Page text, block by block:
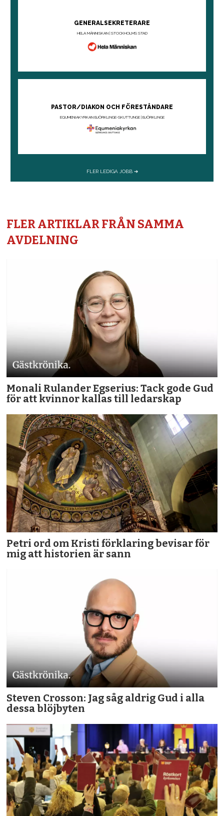
FLER ARTIKLAR FRÅN SAMMA
AVDELNING
Monali Rulander Egserius: Tack gode Gud
för att kvinnor kallas till ledarskap
Petri ord om Kristi förklaring bevisar för
mig att historien är sann
Steven Crosson: Jag såg aldrig Gud i alla
dessa blöjbyten